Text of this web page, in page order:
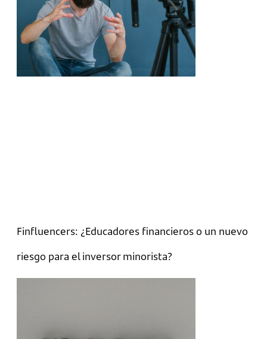
Finfluencers: ¿Educadores financieros o un nuevo
riesgo para el inversor minorista?